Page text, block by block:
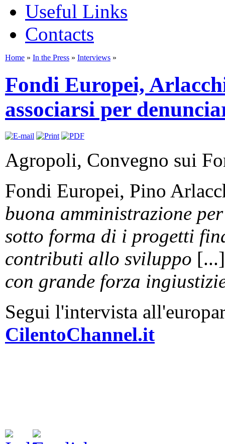
Useful Links
Contacts
Home » In the Press » Interviews »
Fondi Europei,
associarsi per
Agropoli, Convegno sui
Fondi Europei, Pino
buona amministrazione
sotto forma di i progetti
contributi allo sviluppo
con grande forza
Segui l'intervista
CilentoChannel.it